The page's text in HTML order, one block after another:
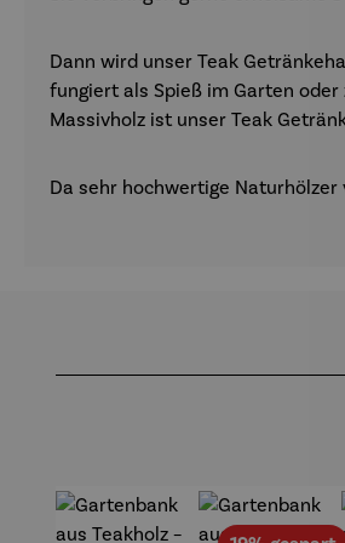
Dann wird unser Teak
fungiert als Spieß im Garten
Massivholz ist unser Teak
Da sehr hochwertige